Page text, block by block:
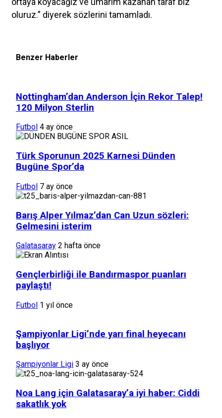
oluruz.” diyerek sözlerini tamamladı.
Benzer Haberler
Nottingham’dan Anderson İçin Rekor Talep!
120 Milyon Sterlin
Futbol 4 ay önce
Türk Sporunun 2025 Karnesi Dünden
Bugüne Spor’da
Futbol 7 ay önce
Barış Alper Yılmaz’dan Can Uzun sözleri:
Gelmesini isterim
Galatasaray 2 hafta önce
Gençlerbirliği ile Bandırmaspor puanları
paylaştı!
Futbol 1 yıl önce
Şampiyonlar Ligi’nde yarı final heyecanı
başlıyor
Şampiyonlar Ligi 3 ay önce
Noa Lang için Galatasaray’a iyi haber: Ciddi
sakatlık yok